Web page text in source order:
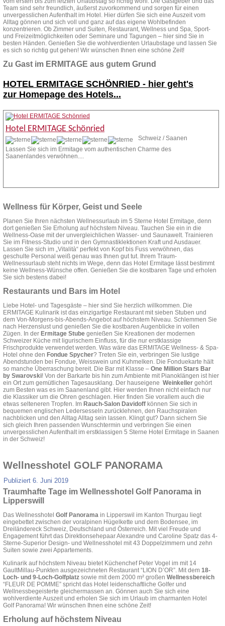
Team sind sehr freundlich, äußerst zuvorkommend und sorgen für einen
unvergesslichen Aufenthalt im Hotel. Hier dürfen Sie sich eine Auszeit vom
Alltag gönnen und sich voll und ganz auf das eigene Wohlbefinden
konzentrieren. Ob Zimmer und Suiten, Restaurant, Wellness und Spa, Sport-
und Freizeitmöglichkeiten oder Seminare und Tagungen – hier sind Sie in
besten Händen. Genießen Sie die wohlverdienten Urlaubstage und lassen Sie
es sich so richtig gut gehen! Wir wünschen Ihnen eine schöne Zeit!
Zu Gast im ERMITAGE aus gutem Grund
HOTEL ERMITAGE SCHÖNRIED - hier geht's
zur Homepage des Hotels...
Hotel ERMITAGE Schönried
Schweiz / Saanen
Lassen Sie sich im Ermitage vom authentischen Charme des
Saanenlandes verwöhnen....
Wellness für Körper, Geist und Seele
Planen Sie Ihren nächsten Wellnessurlaub im 5 Sterne Hotel Ermitage, denn
dort genießen Sie Erholung auf höchstem Niveau. Tauchen Sie ein in die
Wellness-Oase mit der unvergleichlichen Wasser- und Saunawelt. Trainieren
Sie im Fitness-Studio und in den Gymnastiklektionen Kraft und Ausdauer.
Lassen Sie sich im „Vitalità“ perfekt von Kopf bis Fuss verwöhnen, das
geschulte Personal weiß genau was Ihnen gut tut. Ihrem Traum-
Wellnessurlaub steht nichts im Wege, denn das Hotel Ermitage lässt bestimmt
keine Wellness-Wünsche offen. Genießen Sie die kostbaren Tage und erholen
Sie sich bestens dabei!
Restaurants und Bars im Hotel
Liebe Hotel- und Tagesgäste – hier sind Sie herzlich willkommen. Die
ERMITAGE Kulinarik ist das einzigartige Restaurant mit sieben Stuben und
dem Von-Morgens-bis-Abends-Angebot auf höchstem Niveau. Schlemmen Sie
nach Herzenslust und genießen Sie die kostbaren Augenblicke in vollen
Zügen. In der Ermitage Stube genießen Sie Kreationen der modernen
Schweizer Küche mit ligurischem Einfluss, für die nur erstklassige
Frischprodukte verwendet werden. Was wäre das ERMITAGE Wellness- & Spa-
Hotel ohne den Fondue Spycher? Treten Sie ein, verbringen Sie lustige
Abendstunden bei Fondue, Weisswein und Kuhmelken. Die Fonduekarte hält
so manche Überraschung bereit. Die Bar mit Klasse – One Million Stars Bar
by Swarovski! Von der Barkarte bis hin zum Ambiente mit Pianoklängen ist hier
ein Ort zum gemütlichen Tagesausklang. Der hauseigene Weinkeller gehört
zum Besten was es im Saanenland gibt. Hier werden Ihnen nicht einfach nur
die Klassiker um die Ohren geschlagen. Hier finden Sie vorallem auch die
etwas selteneren Tropfen. Im Rauch-Salon Davidoff können Sie sich in
bequemen englischen Ledersesseln zurücklehnen, den Rauchspiralen
nachblicken und den Alltag Alltag sein lassen. Klingt gut? Dann sichern Sie
sich gleich Ihren passenden Wunschtermin und verbringen Sie einen
unvergesslichen Aufenthalt im erstklassigen 5 Sterne Hotel Ermitage in Saanen
in der Schweiz!
Wellnesshotel GOLF PANORAMA
Publiziert 6. Juni 2019
Traumhafte Tage im Wellnesshotel Golf Panorama in
Lipperswill
Das Wellnesshotel Golf Panorama in Lipperswil im Kanton Thurgau liegt
eingebettet zwischen der voralpinen Hügelkette und dem Bodensee, im
Dreiländereck Schweiz, Deutschland und Österreich. Mit viel Freude und
Engagement führt das Direktionsehepaar Alexandre und Caroline Spatz das 4-
Sterne-Superior Design- und Wellnesshotel mit 43 Doppelzimmern und zehn
Suiten sowie zwei Appartements.
Kulinarik auf höchstem Niveau bietet Küchenchef Peter Vogel im mit 14
GaultMillau-Punkten ausgezeichneten Restaurant “LION D’OR”. Mit dem 18-
Loch- und 9-Loch-Golfplatz sowie mit dem 2000 m² großen Wellnessbereich
“FLEUR DE POMME” spricht das Hotel leidenschaftliche Golfer und
Wellnessbegeisterte gleichermassen an. Gönnen auch Sie sich eine
wohlverdiente Auszeit und erholen Sie sich im Urlaub im charmanten Hotel
Golf Panorama! Wir wünschen Ihnen eine schöne Zeit!
Erholung auf höchstem Niveau